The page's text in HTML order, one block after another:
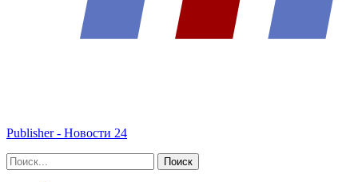
Publisher - Новости 24